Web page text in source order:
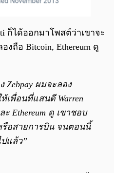
ก็ได้ออกมาโพสต์ว่าเขาจะ
งถือ Bitcoin, Ethereum ดู
Zebpay ผมจะลอง
เพื่อนที่แสนดี Warren
ะ Ethereum ดู เขาชอบ
รือสายการบิน จนตอนนี้
แล้ว”